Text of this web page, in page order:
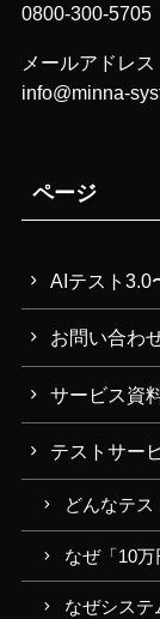
0800-300-5705
メールアドレス
info@minna-
ページ
AIテスト3.0
お問い合わ
サービス資
テストサー
どんなテ
なぜ「10
なぜシステ